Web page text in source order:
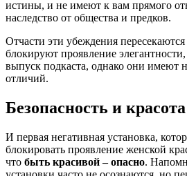
истины, и не имеют к вам прямого
наследство от общества и предков.
Отчасти эти убеждения
блокируют проявление
выпуск подкаста, однако они имеют
отличий.
Безопасность и красота
И первая негативная установка,
блокировать проявление женской
что быть красивой – опасно.